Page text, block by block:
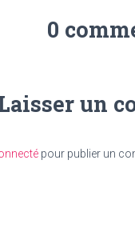
0
un
pour publier un